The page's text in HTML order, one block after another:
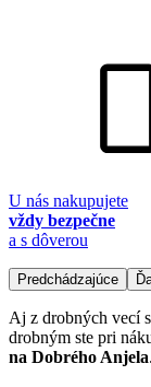
U nás nakupujete
vždy bezpečne
a s dôverou
Predchádzajúce
Aj z drobných vecí
drobným ste pri
na Dobrého Anjela